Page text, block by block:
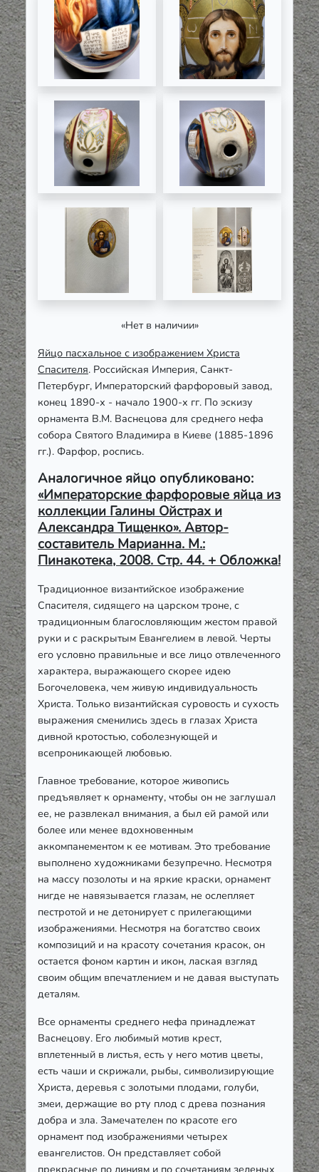
«Нет в наличии»
Яйцо пасхальное с изображением Христа
Спасителя. Российская Империя, Санкт-
Петербург, Императорский фарфоровый завод,
конец 1890-х - начало 1900-х гг. По эскизу
орнамента В.М. Васнецова для среднего нефа
собора Святого Владимира в Киеве (1885-1896
гг.). Фарфор, роспись.
Аналогичное яйцо опубликовано:
«Императорские фарфоровые яйца из
коллекции Галины Ойстрах и
Александра Тищенко». Автор-
составитель Марианна. М.:
Пинакотека, 2008. Стр. 44. + Обложка!
Традиционное византийское изображение
Спасителя, сидящего на царском троне, с
традиционным благословляющим жестом правой
руки и с раскрытым Евангелием в левой. Черты
его условно правильные и все лицо отвлеченного
характера, выражающего скорее идею
Богочеловека, чем живую индивидуальность
Христа. Только византийская суровость и сухость
выражения сменились здесь в глазах Христа
дивной кротостью, соболезнующей и
всепроникающей любовью.
Главное требование, которое живопись
предъявляет к орнаменту, чтобы он не заглушал
ее, не развлекал внимания, а был ей рамой или
более или менее вдохновенным
аккомпанементом к ее мотивам. Это требование
выполнено художниками безупречно. Несмотря
на массу позолоты и на яркие краски, орнамент
нигде не навязывается глазам, не ослепляет
пестротой и не детонирует с прилегающими
изображениями. Несмотря на богатство своих
композиций и на красоту сочетания красок, он
остается фоном картин и икон, лаская взгляд
своим общим впечатлением и не давая выступать
деталям.
Все орнаменты среднего нефа принадлежат
Васнецову. Его любимый мотив крест,
вплетенный в листья, есть у него мотив цветы,
есть чаши и скрижали, рыбы, символизирующие
Христа, деревья с золотыми плодами, голуби,
змеи, держащие во рту плод с древа познания
добра и зла. Замечателен по красоте его
орнамент под изображениями четырех
евангелистов. Он представляет собой